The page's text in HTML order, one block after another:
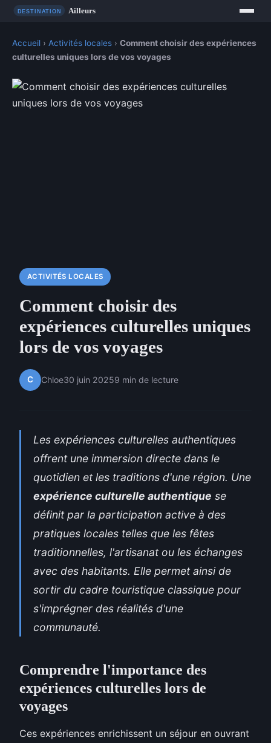
Accueil › Activités locales › Comment choisir des expériences
culturelles uniques lors de vos voyages
ACTIVITÉS LOCALES
Comment choisir des
expériences culturelles uniques
lors de vos voyages
C Chloe30 juin 20259 min de lecture
Les expériences culturelles authentiques
offrent une immersion directe dans le
quotidien et les traditions d'une région. Une
expérience culturelle authentique se
définit par la participation active à des
pratiques locales telles que les fêtes
traditionnelles, l'artisanat ou les échanges
avec des habitants. Elle permet ainsi de
sortir du cadre touristique classique pour
s'imprégner des réalités d'une
communauté.
Comprendre l'importance des
expériences culturelles lors de
voyages
Ces expériences enrichissent un séjour en ouvrant